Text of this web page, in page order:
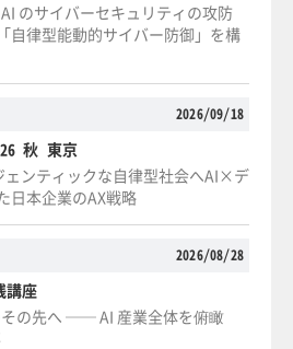
のサイバーセキュリティの攻防
自律型能動的サイバー防御」を構
2026/09/18
秋 東京
ェンティックな自律型社会へAI×デ
日本企業のAX戦略
2026/08/28
講座
その先へ ── AI 産業全体を俯瞰